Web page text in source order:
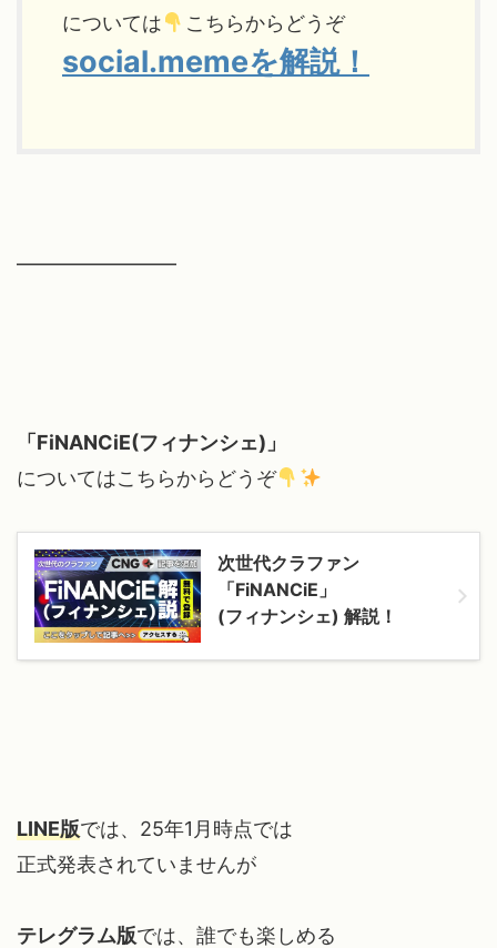
については
こちらからどうぞ
social.memeを解説！
━━━━━━━━
「FiNANCiE(フィナンシェ)」
についてはこちらからどうぞ
次世代クラファン
「FiNANCiE」
(フィナンシェ) 解説！
LINE版では、25年1月時点では
正式発表されていませんが
テレグラム版では、誰でも楽しめる